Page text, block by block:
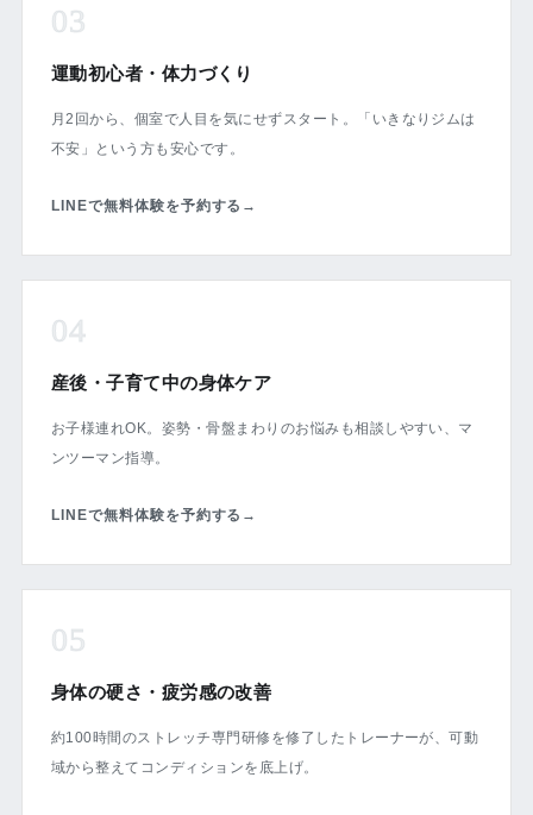
03
運動初心者・体力づくり
月2回から、個室で人目を気にせずスタート。「いきなりジムは
不安」という方も安心です。
LINEで無料体験を予約する →
04
産後・子育て中の身体ケア
お子様連れOK。姿勢・骨盤まわりのお悩みも相談しやすい、マ
ンツーマン指導。
LINEで無料体験を予約する →
05
身体の硬さ・疲労感の改善
約100時間のストレッチ専門研修を修了したトレーナーが、可動
域から整えてコンディションを底上げ。